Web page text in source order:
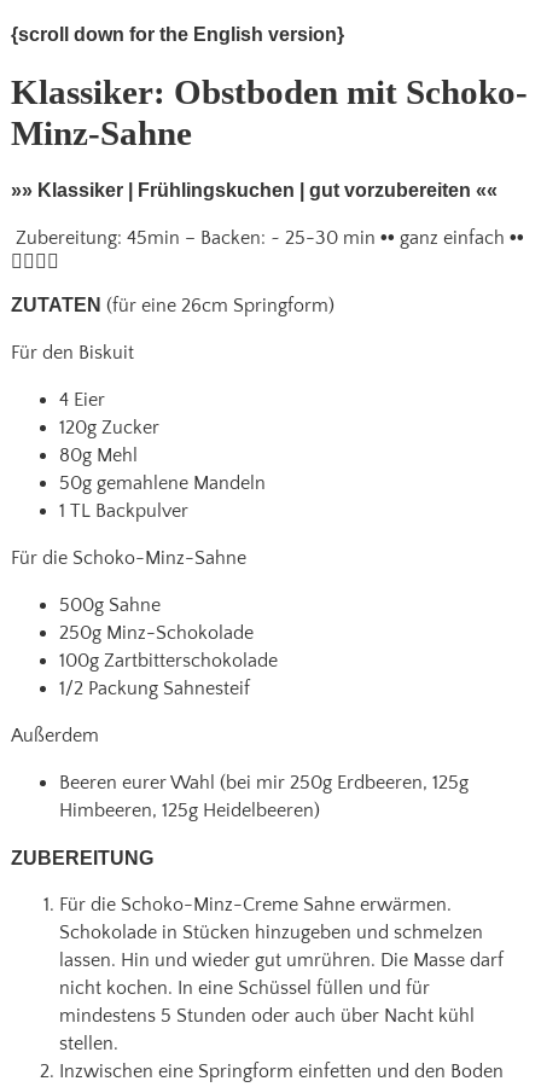
{scroll down for the English version}
Klassiker: Obstboden mit Schoko-
Minz-Sahne
»» Klassiker | Frühlingskuchen | gut vorzubereiten ««
Zubereitung: 45min – Backen: ~ 25-30 min •• ganz einfach ••
ZUTATEN (für eine 26cm Springform)
Für den Biskuit
4 Eier
120g Zucker
80g Mehl
50g gemahlene Mandeln
1 TL Backpulver
Für die Schoko-Minz-Sahne
500g Sahne
250g Minz-Schokolade
100g Zartbitterschokolade
1/2 Packung Sahnesteif
Außerdem
Beeren eurer Wahl (bei mir 250g Erdbeeren, 125g
Himbeeren, 125g Heidelbeeren)
ZUBEREITUNG
Für die Schoko-Minz-Creme Sahne erwärmen.
Schokolade in Stücken hinzugeben und schmelzen
lassen. Hin und wieder gut umrühren. Die Masse darf
nicht kochen. In eine Schüssel füllen und für
mindestens 5 Stunden oder auch über Nacht kühl
stellen.
Inzwischen eine Springform einfetten und den Boden